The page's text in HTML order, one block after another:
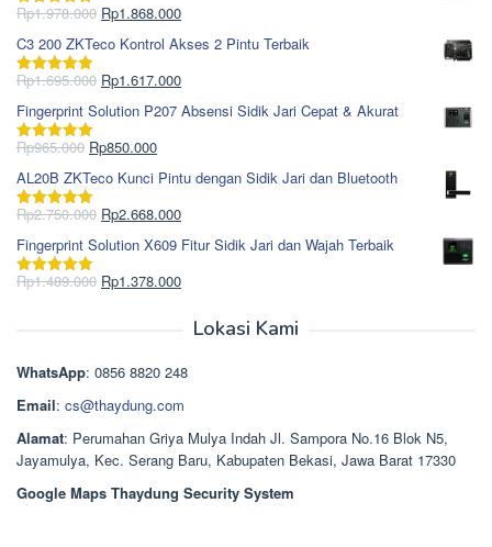
Dinilai5.00
Rp1.978.000 Harga
aslinya
adalah:
Rp1.978.000.
Rp1.868.000Harga
saat
ini
adalah:
C3 200 ZKTeco Kontrol Akses 2 Pintu Terbaik
Dinilai5.00
Rp1.695.000 Harga
aslinya
adalah:
Rp1.695.000.
Rp1.617.000Harga
saat
ini
Fingerprint Solution P207 Absensi Sidik Jari Cepat & Akurat
Dinilai5.00
Rp965.000 Harga
aslinya
adalah:
Rp965.000.
Rp850.000Harga
saat
ini
adalah:
AL20B ZKTeco Kunci Pintu dengan Sidik Jari dan Bluetooth
Dinilai5.00
Rp2.750.000 Harga
aslinya
adalah:
Rp2.750.000.
Rp2.668.000Harga
saat
ini
adalah:
Fingerprint Solution X609 Fitur Sidik Jari dan Wajah Terbaik
Dinilai5.00
Rp1.489.000 Harga
Rp1.378.000Harga
Rp1.378.000.
Lokasi Kami
WhatsApp: 0856 8820 248
Email: cs@thaydung.com
Alamat: Perumahan Griya Mulya Indah Jl. Sampora No.16 Blok N5,
Jayamulya, Kec. Serang Baru, Kabupaten Bekasi, Jawa Barat 17330
Google Maps Thaydung Security System